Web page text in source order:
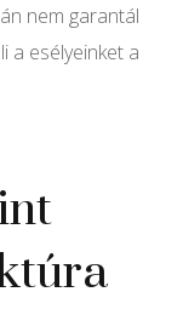
nem garantál
a esélyeinket a